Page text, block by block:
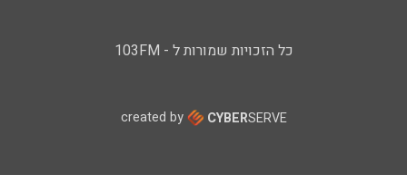
כל הזכויות שמורות ל - 103FM
created by CYBERSERVE